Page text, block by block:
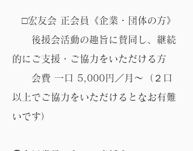
□宏友会 正会員《企業・団体の方》
後援会活動の趣旨に賛同し、継続
的にご支援・ご協力をいただける方
会費 一口 5,000円／月～（２口
以上でご協力をいただけるとなお有難
いです）